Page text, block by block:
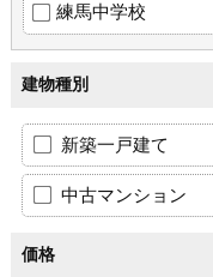
練馬中学校
建物種別
新築一戸建て
中古マンション
価格